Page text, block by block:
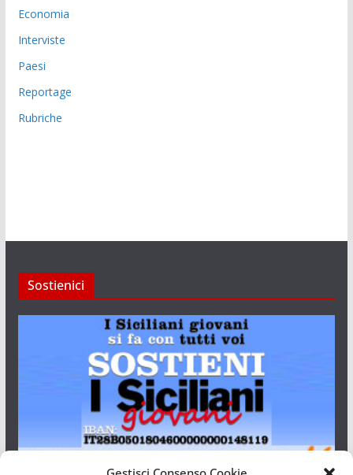
Economia
Interviste
Paesi
Reportage
Rubriche
Sostienici